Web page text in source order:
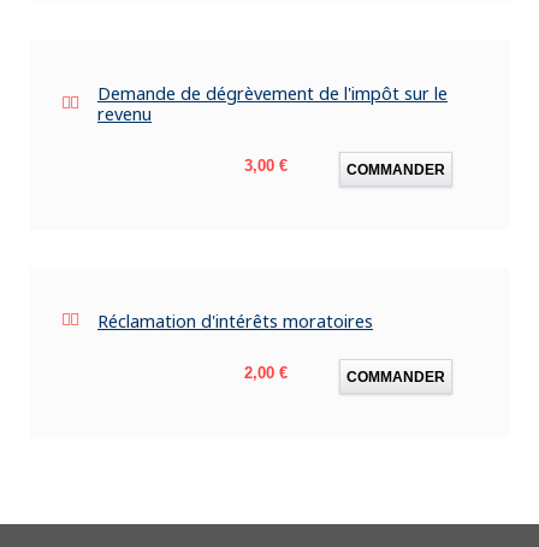
Demande de dégrèvement de l'impôt sur le
revenu
Prix
3,00 € COMMANDER
Réclamation d'intérêts moratoires
Prix
2,00 € COMMANDER